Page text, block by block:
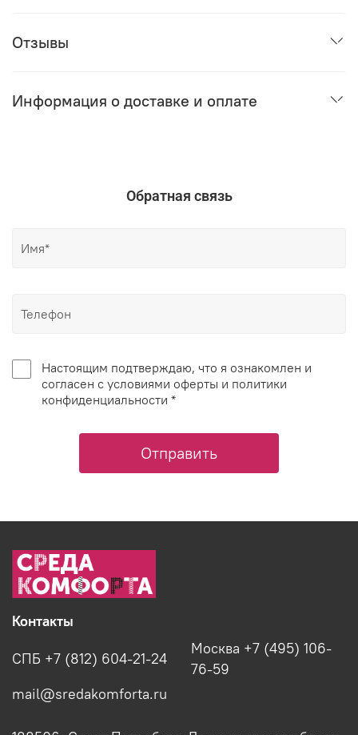
Отзывы
Информация о доставке и оплате
Обратная связь
Настоящим подтверждаю, что я ознакомлен и
согласен с условиями оферты и политики
конфиденциальности *
Отправить
Контакты
СПБ +7 (812) 604-21-24
Москва +7 (495) 106-
76-59
mail@sredakomforta.ru